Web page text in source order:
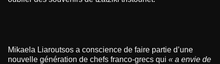
Mikaela Liaroutsos a conscience de faire partie d’une
nouvelle génération de chefs franco-grecs qui « a envie de